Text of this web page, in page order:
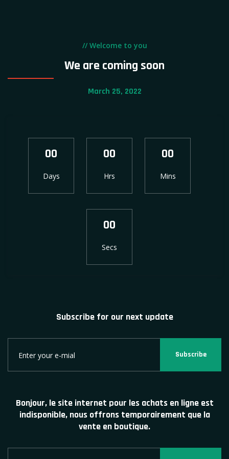
// Welcome to you
We are coming soon
March 25, 2022
00
Days
00
Hrs
00
Mins
00
Secs
Subscribe for our next update
Subscribe
Bonjour, le site internet pour les achats en ligne est
indisponible, nous offrons temporairement que la
vente en boutique.